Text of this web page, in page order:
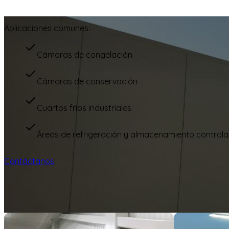
Aplicaciones comunes:
Cámaras de congelación
Cámaras de conservación
Cuartos fríos industriales.
Áreas de refrigeración y almacenamiento
Contáctanos